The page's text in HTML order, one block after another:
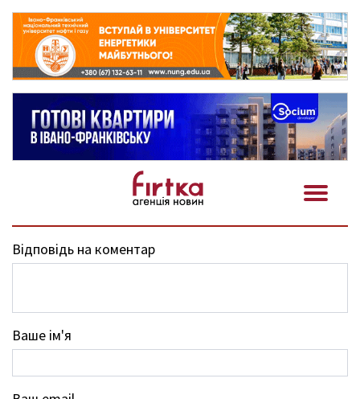
Відповідь на коментар
Ваше ім'я